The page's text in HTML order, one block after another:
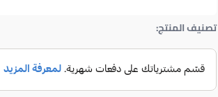
تصنيف المنتج: